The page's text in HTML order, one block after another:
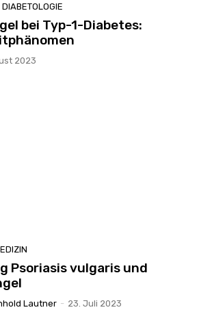
bei Typ-1-Diabetes:
2023
Psoriasis vulgaris und
Lautner - 23. Juli 2023